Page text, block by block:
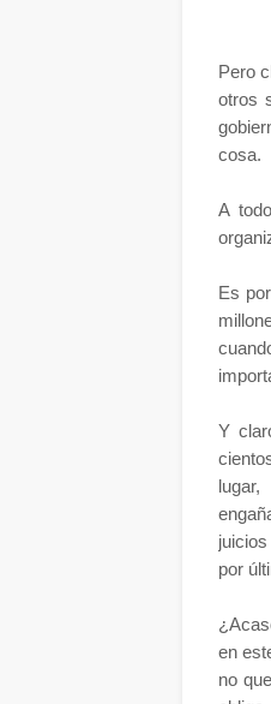
Pero
otros
cosa.
A
Es
Y
por
en
no